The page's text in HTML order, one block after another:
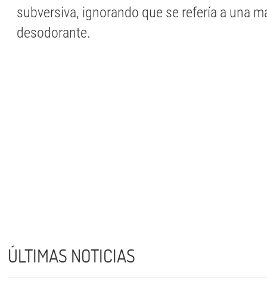
subversiva, ignorando que se refería a una
desodorante.
ÚLTIMAS NOTICIAS